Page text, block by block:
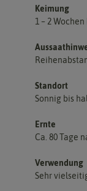
Keimung
1 – 2
Standort
Sonnig bis
Ernte
Ca. 80 Tage
Verwendung
Sehr